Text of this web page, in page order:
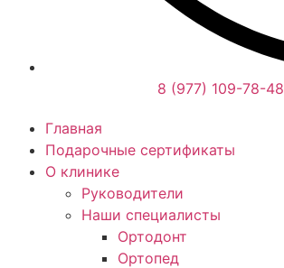
8 (977) 109-78-48
Главная
Подарочные сертификаты
О клинике
Руководители
Наши специалисты
Ортодонт
Ортопед